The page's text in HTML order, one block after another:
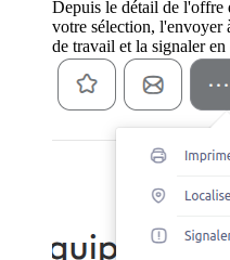
Depuis le détail de l'offre
votre sélection, l'envoyer
de travail et la signaler